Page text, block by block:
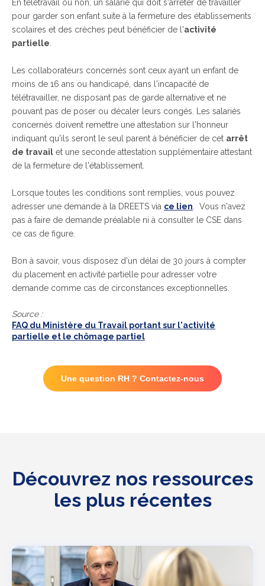
En télétravail ou non, un salarié qui doit s'arrêter de travailler
pour garder son enfant suite à la fermeture des établissements
scolaires et des crèches peut bénéficier de l'activité
partielle
Les collaborateurs concernés sont ceux ayant un enfant de
moins de 16 ans ou handicapé, dans l'incapacité de
télétravailler, ne disposant pas de garde alternative et ne
pouvant pas de poser ou décaler leurs congés. Les salariés
concernés doivent remettre une attestation sur l'honneur
indiquant qu'ils seront le seul parent à bénéficier de cet arrêt
de travail et une seconde attestation supplémentaire attestant
de la fermeture de l'établissement.
Lorsque toutes les conditions sont remplies, vous pouvez
adresser une demande à la DREETS via ce lien . Vous n'avez
pas à faire de demande préalable ni à consulter le CSE dans
ce cas de figure.
Bon à savoir, vous disposez d'un délai de 30 jours à compter
du placement en activité partielle pour adresser votre
demande comme cas de circonstances exceptionnelles.
Source :
FAQ du Ministère du Travail portant sur l'activité
partielle et le chômage partiel
Une question RH ? Contactez-nous
Découvrez nos ressources
les plus récentes